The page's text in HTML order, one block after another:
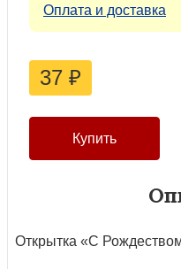
Оплата и доставка
37 ₽
Открытка «С